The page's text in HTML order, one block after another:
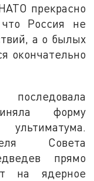
прекрасно
Россия не
а о былых
окончательно
форму
Совета
прямо
на ядерное